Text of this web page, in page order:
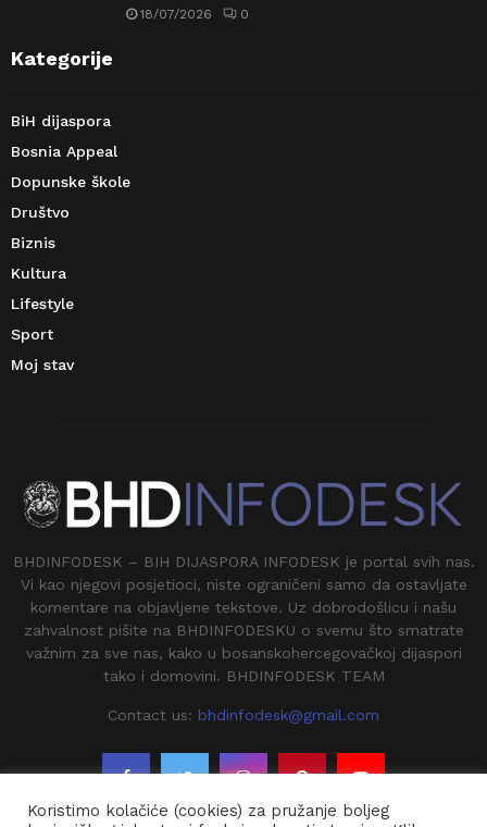
18/07/2026 0
Kategorije
BiH dijaspora
Bosnia Appeal
Dopunske škole
Društvo
Biznis
Kultura
Lifestyle
Sport
Moj stav
BHDINFODESK – BIH DIJASPORA INFODESK je portal svih nas.
Vi kao njegovi posjetioci, niste ograničeni samo da ostavljate
komentare na objavljene tekstove. Uz dobrodošlicu i našu
zahvalnost pišite na BHDINFODESKU o svemu što smatrate
važnim za sve nas, kako u bosanskohercegovačkoj dijaspori
tako i domovini. BHDINFODESK TEAM
Contact us: bhdinfodesk@gmail.com
Koristimo kolačiće (cookies) za pružanje boljeg